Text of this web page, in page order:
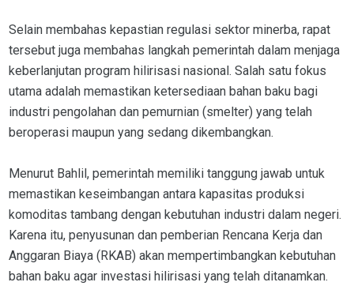
Selain membahas kepastian regulasi sektor minerba, rapat
tersebut juga membahas langkah pemerintah dalam menjaga
keberlanjutan program hilirisasi nasional. Salah satu fokus
utama adalah memastikan ketersediaan bahan baku bagi
industri pengolahan dan pemurnian (smelter) yang telah
beroperasi maupun yang sedang dikembangkan.
Menurut Bahlil, pemerintah memiliki tanggung jawab untuk
memastikan keseimbangan antara kapasitas produksi
komoditas tambang dengan kebutuhan industri dalam negeri.
Karena itu, penyusunan dan pemberian Rencana Kerja dan
Anggaran Biaya (RKAB) akan mempertimbangkan kebutuhan
bahan baku agar investasi hilirisasi yang telah ditanamkan.